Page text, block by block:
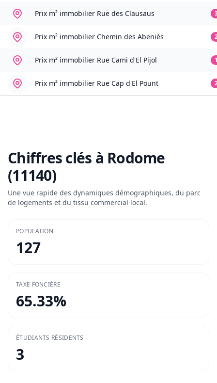
Prix m² immobilier Rue des Clausaus
Prix m² immobilier Chemin des Abeniès
Prix m² immobilier Rue Cami d'El Pijol
Prix m² immobilier Rue Cap d'El Pount
Chiffres clés à Rodome
(11140)
Une vue rapide des dynamiques démographiques, du parc
de logements et du tissu commercial local.
POPULATION
127
TAXE FONCIÈRE
65.33%
ÉTUDIANTS RÉSIDENTS
3